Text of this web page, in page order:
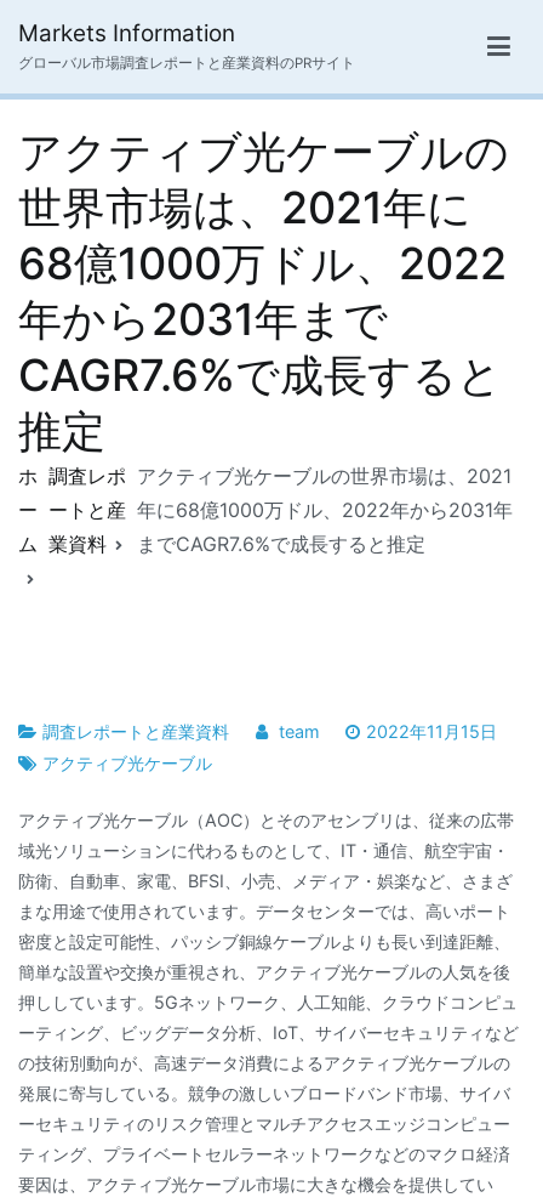
ス
Markets Information
グローバル市場調査レポートと産業資料のPRサイト
アクティブ光ケーブルの
世界市場は、2021年に
68億1000万ドル、2022
年から2031年まで
CAGR7.6%で成長すると
推定
ホ
ー
ム
調査レポ
ートと産
業資料
アクティブ光ケーブルの世界市場は、2021
年に68億1000万ドル、2022年から2031年
までCAGR7.6%で成長すると推定
調査レポートと産業資料 team
2022年11月15日
アクティブ光ケーブル
アクティブ光ケーブル（AOC）とそのアセンブリは、従来の広帯
域光ソリューションに代わるものとして、IT・通信、航空宇宙・
防衛、自動車、家電、BFSI、小売、メディア・娯楽など、さまざ
まな用途で使用されています。データセンターでは、高いポート
密度と設定可能性、パッシブ銅線ケーブルよりも長い到達距離、
簡単な設置や交換が重視され、アクティブ光ケーブルの人気を後
押ししています。5Gネットワーク、人工知能、クラウドコンピュ
ーティング、ビッグデータ分析、IoT、サイバーセキュリティなど
の技術別動向が、高速データ消費によるアクティブ光ケーブルの
発展に寄与している。競争の激しいブロードバンド市場、サイバ
ーセキュリティのリスク管理とマルチアクセスエッジコンピュー
ティング、プライベートセルラーネットワークなどのマクロ経済
要因は、アクティブ光ケーブル市場に大きな機会を提供してい